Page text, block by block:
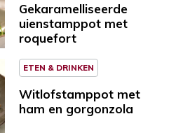
Gekaramelliseerde
uienstamppot met
roquefort
ETEN & DRINKEN
Witlofstamppot met
ham en gorgonzola